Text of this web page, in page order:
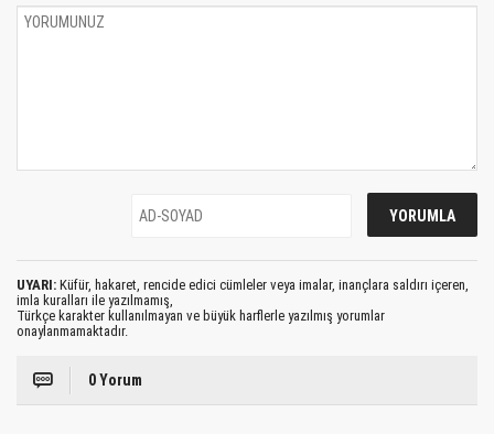
UYARI: Küfür, hakaret, rencide edici cümleler veya imalar, inançlara saldırı içeren,
imla kuralları ile yazılmamış,
Türkçe karakter kullanılmayan ve büyük harflerle yazılmış yorumlar
onaylanmamaktadır.
0 Yorum